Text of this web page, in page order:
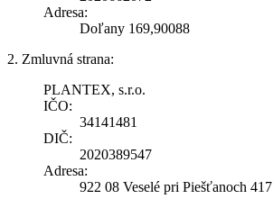
Adresa:
Doľany 169,90088
2. Zmluvná strana:
PLANTEX, s.r.o.
IČO:
34141481
DIČ:
2020389547
Adresa:
922 08 Veselé pri Piešťanoch 417